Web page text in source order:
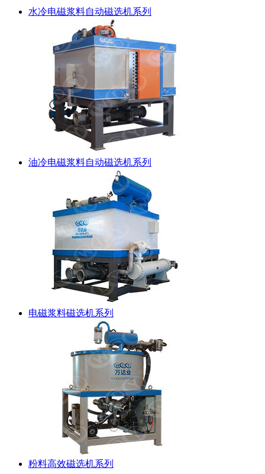
水冷电磁浆料自动磁选机系列
油冷电磁浆料自动磁选机系列
电磁浆料磁选机系列
粉料高效磁选机系列